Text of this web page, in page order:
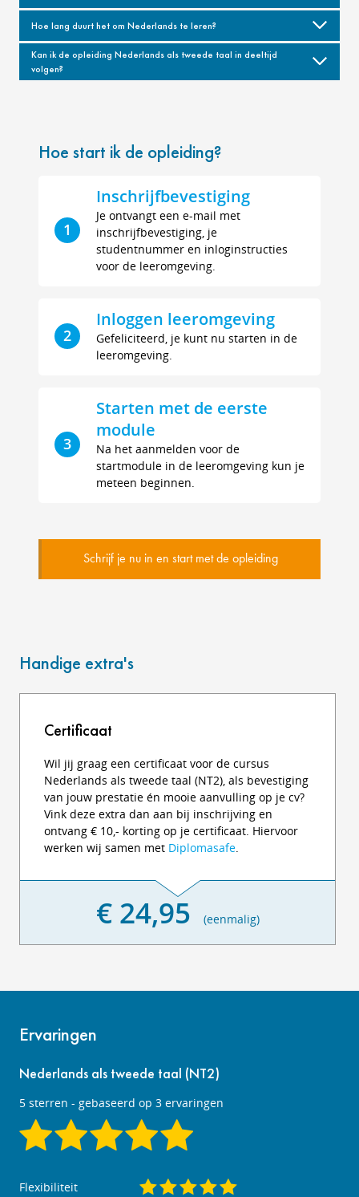
Hoe lang duurt het om Nederlands te leren?
Kan ik de opleiding Nederlands als tweede taal in deeltijd
volgen?
Hoe start ik de opleiding?
1
Inschrijfbevestiging
Je ontvangt een e-mail met
inschrijfbevestiging, je
studentnummer en inloginstructies
voor de leeromgeving.
2
Inloggen leeromgeving
Gefeliciteerd, je kunt nu starten in de
leeromgeving.
3
Starten met de eerste
module
Na het aanmelden voor de
startmodule in de leeromgeving kun je
meteen beginnen.
Schrijf je nu in en start met de opleiding
Handige extra's
Certificaat
Wil jij graag een certificaat voor de cursus
Nederlands als tweede taal (NT2), als bevestiging
van jouw prestatie én mooie aanvulling op je cv?
Vink deze extra dan aan bij inschrijving en
ontvang € 10,- korting op je certificaat. Hiervoor
werken wij samen met Diplomasafe.
€ 24,95 (eenmalig)
Ervaringen
Nederlands als tweede taal (NT2)
5 sterren - gebaseerd op 3 ervaringen
Flexibiliteit